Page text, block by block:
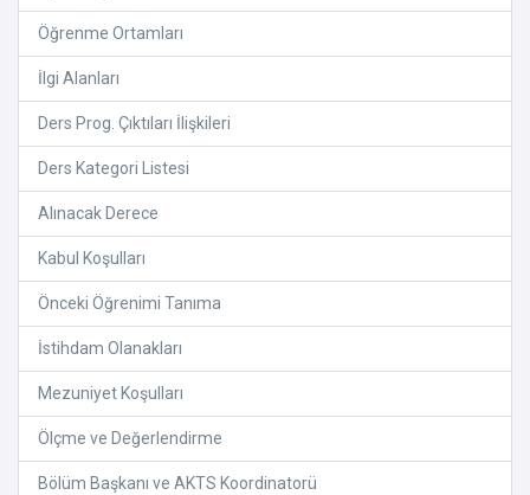
Öğrenme Ortamları
İlgi Alanları
Ders Prog. Çıktıları İlişkileri
Ders Kategori Listesi
Alınacak Derece
Kabul Koşulları
Önceki Öğrenimi Tanıma
İstihdam Olanakları
Mezuniyet Koşulları
Ölçme ve Değerlendirme
Bölüm Başkanı ve AKTS Koordinatorü